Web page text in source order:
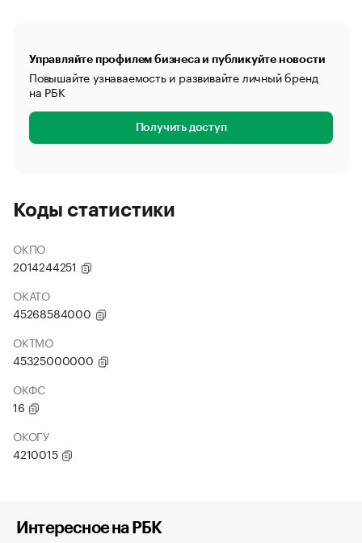
Управляйте профилем бизнеса и публикуйте новости
Повышайте узнаваемость и развивайте личный бренд
на РБК
Получить доступ
Коды статистики
ОКПО
2014244251
ОКАТО
45268584000
ОКТМО
45325000000
ОКФС
16
ОКОГУ
4210015
Интересное на РБК